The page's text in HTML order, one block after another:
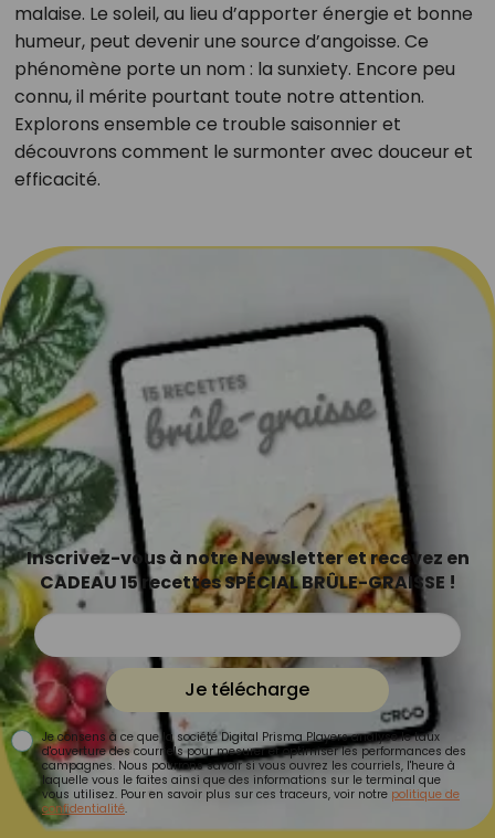
malaise. Le soleil, au lieu d’apporter énergie et bonne
humeur, peut devenir une source d’angoisse. Ce
phénomène porte un nom : la sunxiety. Encore peu
connu, il mérite pourtant toute notre attention.
Explorons ensemble ce trouble saisonnier et
découvrons comment le surmonter avec douceur et
efficacité.
Inscrivez-vous à notre Newsletter et recevez en
CADEAU 15 recettes SPÉCIAL BRÛLE-GRAISSE !
Je télécharge
Je consens à ce que la société Digital Prisma Players analyse le taux
d'ouverture des courriels pour mesurer et optimiser les performances des
campagnes. Nous pourrons savoir si vous ouvrez les courriels, l'heure à
laquelle vous le faites ainsi que des informations sur le terminal que
vous utilisez. Pour en savoir plus sur ces traceurs, voir notre politique de
confidentialité.